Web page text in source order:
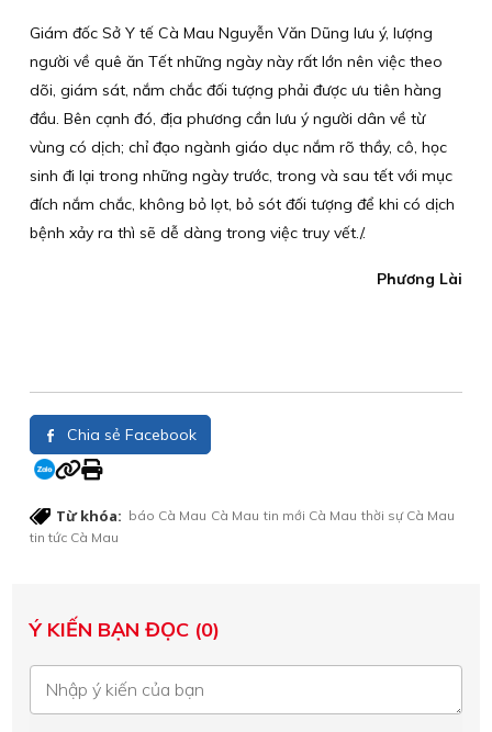
Giám đốc Sở Y tế Cà Mau Nguyễn Văn Dũng lưu ý, lượng
người về quê ăn Tết những ngày này rất lớn nên việc theo
dõi, giám sát, nắm chắc đối tượng phải được ưu tiên hàng
đầu. Bên cạnh đó, địa phương cần lưu ý người dân về từ
vùng có dịch; chỉ đạo ngành giáo dục nắm rõ thầy, cô, học
sinh đi lại trong những ngày trước, trong và sau tết với mục
đích nắm chắc, không bỏ lọt, bỏ sót đối tượng để khi có dịch
bệnh xảy ra thì sẽ dễ dàng trong việc truy vết./.
Phương Lài
Chia sẻ Facebook
Từ khóa: báo Cà Mau Cà Mau tin mới Cà Mau thời sự Cà Mau
tin tức Cà Mau
Ý KIẾN BẠN ĐỌC (0)